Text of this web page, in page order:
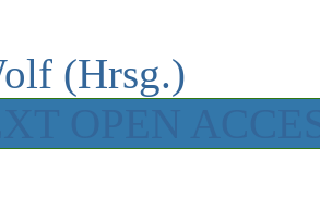
(Hrsg.)